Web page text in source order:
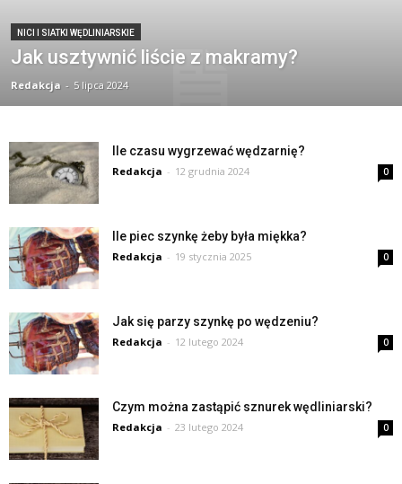
NICI I SIATKI WĘDLINIARSKIE
Jak usztywnić liście z makramy?
Redakcja - 5 lipca 2024
Ile czasu wygrzewać wędzarnię?
Redakcja - 12 grudnia 2024 0
Ile piec szynkę żeby była miękka?
Redakcja - 19 stycznia 2025 0
Jak się parzy szynkę po wędzeniu?
Redakcja - 12 lutego 2024 0
Czym można zastąpić sznurek wędliniarski?
Redakcja - 23 lutego 2024 0